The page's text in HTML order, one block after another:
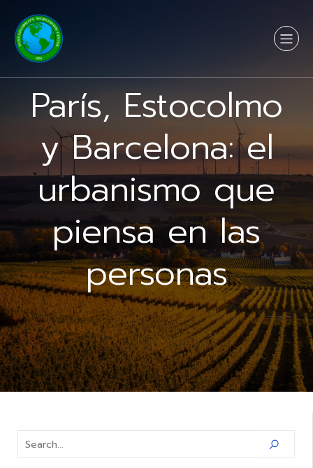
París, Estocolmo
y Barcelona: el
urbanismo que
piensa en las
personas